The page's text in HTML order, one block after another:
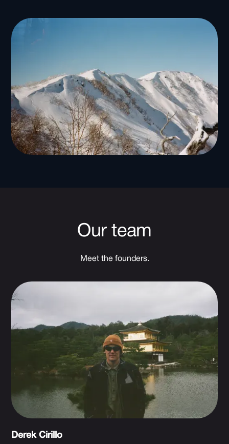
Our team
Meet the founders.
Derek Cirillo